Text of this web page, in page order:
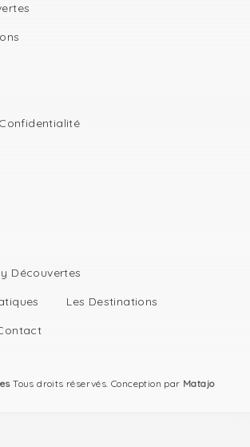
Découvertes
Les Destinations
Tous droits réservés. Conception par Matajo